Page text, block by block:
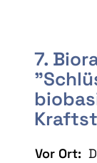
7.
Vor Ort: